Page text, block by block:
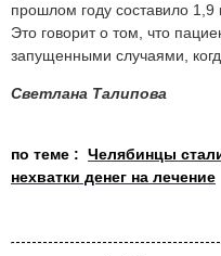
прошлом году составило 1,9
Это говорит о том, что
запущенными случаями,
Светлана Талипова
по теме : Челябинцы
нехватки денег на лечение